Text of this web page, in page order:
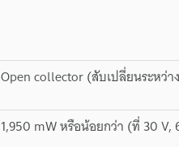
Open collector (สับเปลี่ยนระหว่า
1,950 mW หรือน้อยกว่า (ที่ 30 V,